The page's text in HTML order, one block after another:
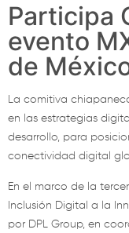
Participa
evento
de
La comitiva
en las estrategias
desarrollo, para
conectividad digital
En el marco de la
Inclusión Digital a la
por DPL Group, en